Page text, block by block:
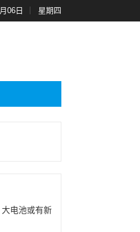
06日 星期四
电池或有新